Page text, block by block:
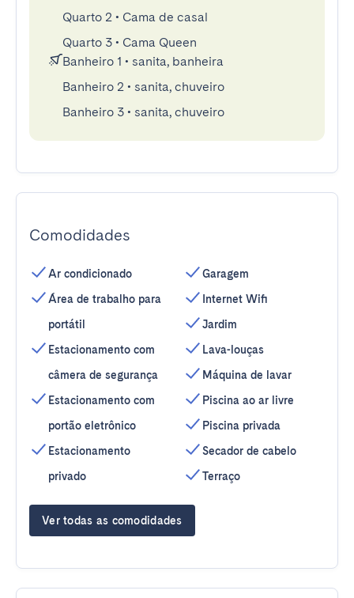
Quarto 2 • Cama de casal
Quarto 3 • Cama Queen
Banheiro 1 • sanita, banheira
Banheiro 2 • sanita, chuveiro
Banheiro 3 • sanita, chuveiro
Comodidades
Ar condicionado
Área de trabalho para
portátil
Estacionamento com
câmera de segurança
Estacionamento com
portão eletrônico
Estacionamento
privado
Garagem
Internet Wifi
Jardim
Lava-louças
Máquina de lavar
Piscina ao ar livre
Piscina privada
Secador de cabelo
Terraço
Ver todas as comodidades